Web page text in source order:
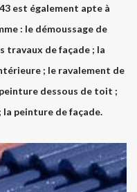
est également apte à
: le démoussage de
travaux de façade ; la
; le ravalement de
dessous de toit ;
peinture de façade.